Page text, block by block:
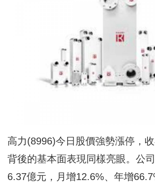
高力(8996)今日股價強勢漲停，收
背後的基本面表現同樣亮眼。公
6.37億元，月增12.6%、年增